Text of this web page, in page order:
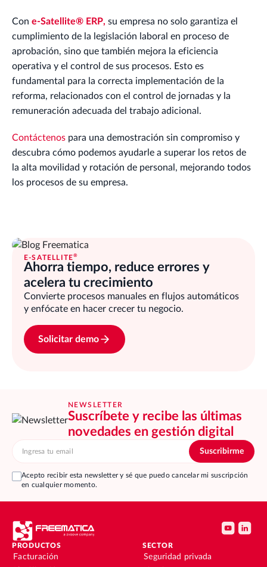
Con e-Satellite® ERP, su empresa no solo garantiza el
cumplimiento de la legislación laboral en proceso de
aprobación, sino que también mejora la eficiencia
operativa y el control de sus procesos. Esto es
fundamental para la correcta implementación de la
reforma, relacionados con el control de jornadas y la
remuneración adecuada del trabajo adicional.
Contáctenos para una demostración sin compromiso y
descubra cómo podemos ayudarle a superar los retos de
la alta movilidad y rotación de personal, mejorando todos
los procesos de su empresa.
E-SATELLITE®
Ahorra tiempo, reduce errores y
acelera tu crecimiento
Convierte procesos manuales en flujos automáticos
y enfócate en hacer crecer tu negocio.
Solicitar demo
NEWSLETTER
Suscríbete y recibe las últimas
novedades en gestión digital
Acepto recibir esta newsletter y sé que puedo cancelar mi suscripción
en cualquier momento.
PRODUCTOS
Facturación
SECTOR
Seguridad privada